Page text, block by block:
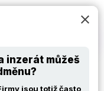
IT –
inzerát můžeš
jsou totiž často